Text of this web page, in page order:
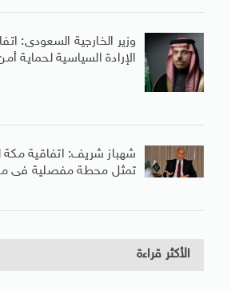
وزير الخارجية السعودى:
الإرادة السياسية لحماية
شهباز شريف: اتفاقية مكة
تمثل محطة مفصلية فى
الأكثر قراءة